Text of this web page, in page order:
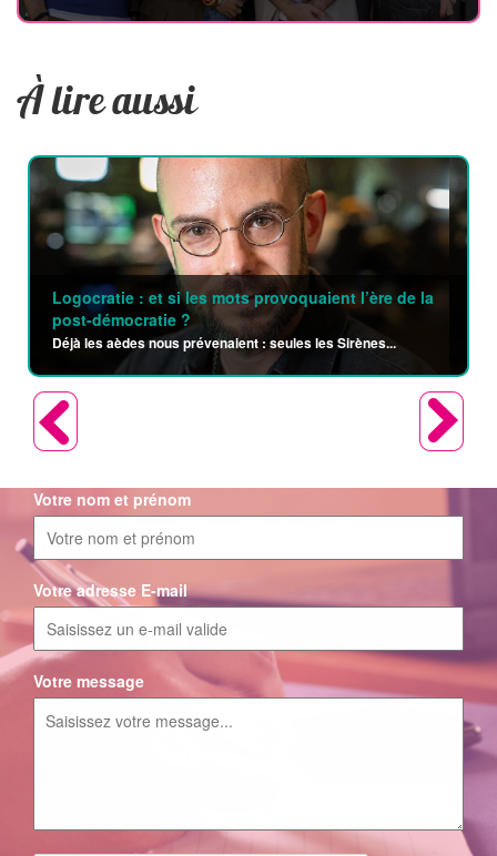
À lire aussi
Logocratie : et si les mots provoquaient l’ère de la
post-démocratie ?
Déjà les aèdes nous prévenaient : seules les Sirènes...
Votre nom et prénom
Votre adresse E-mail
Votre message